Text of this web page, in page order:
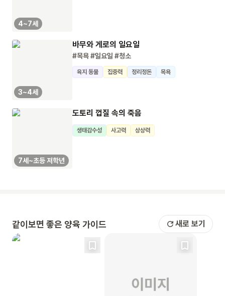
4~7세
3~4세
바무와 게로의 일요일
#목욕#일요일 #청소
육지 동물 집중력 정리정돈 목욕
7세~초등 저학년
도토리 껍질 속의 죽음
생태감수성 사고력 상상력
같이보면 좋은 양육 가이드 새로 보기